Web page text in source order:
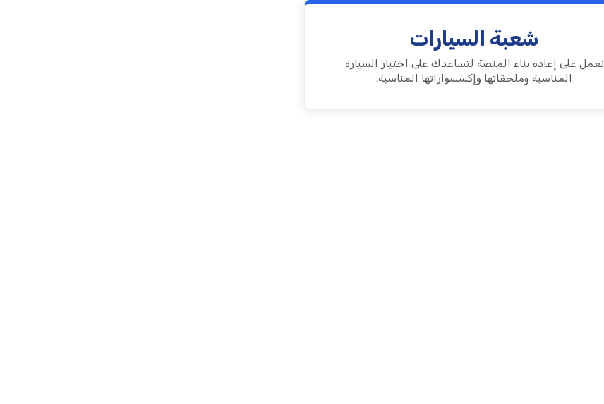
شعبة السيارات
نعمل على إعادة بناء المنصة لتساعدك على اختيار السيارة
المناسبة وملحقاتها وإكسسواراتها المناسبة.